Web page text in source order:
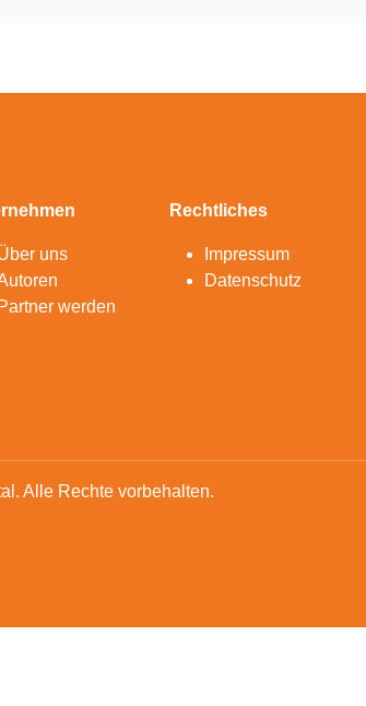
uns
Partner werden
Rechtliches
Impressum
Datenschutz
Alle Rechte vorbehalten.